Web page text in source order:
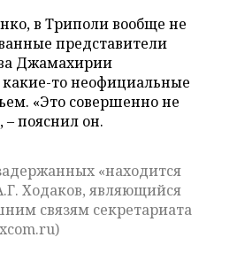
в Триполи вообще не
представители
Джамахирии
то неофициальные
«Это совершенно не
пояснил он.
«находится
Ходаков, являющийся
связям секретариата